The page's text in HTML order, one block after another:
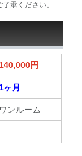
承ください。
140,000円
1ヶ月
ワンルーム